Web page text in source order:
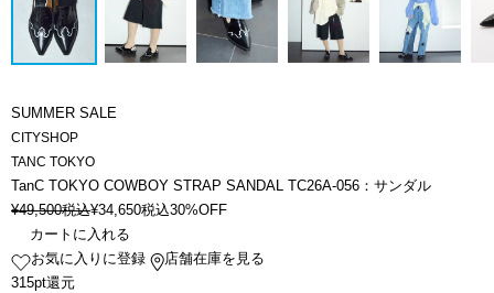
SUMMER SALE
CITYSHOP
TANC TOKYO
TanC TOKYO COWBOY STRAP SANDAL TC26A-056：サンダル
¥49,500税込¥34,650税込30%OFF
カートに入れる
お気に入りに登録
店舗在庫を見る
315pt還元